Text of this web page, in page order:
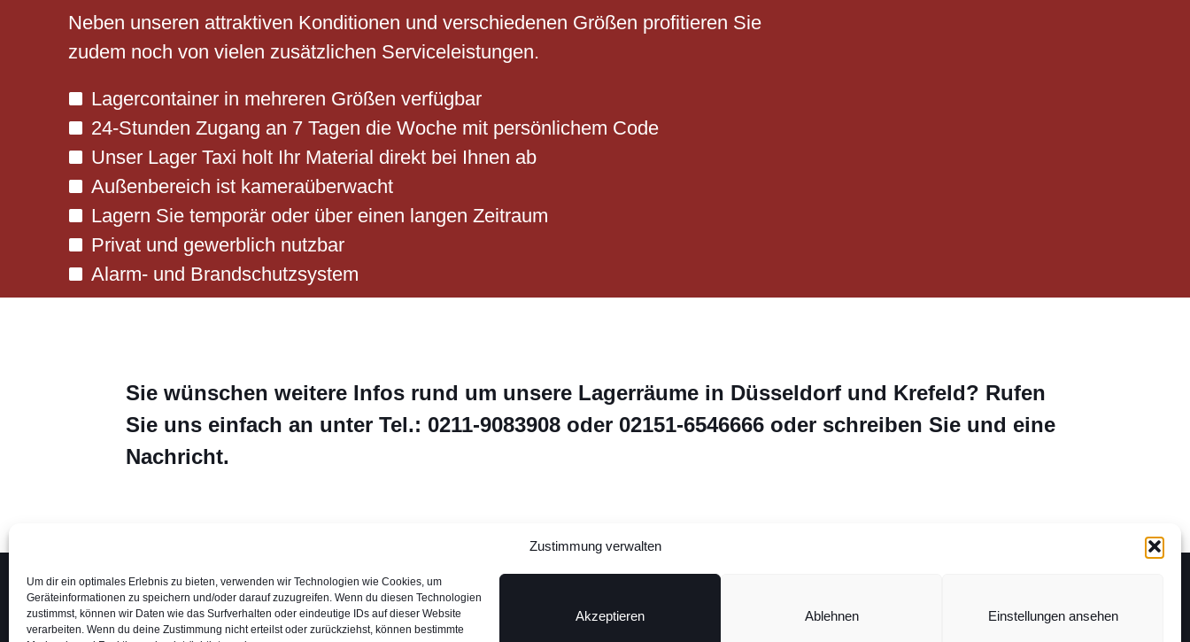
Zustimmung verwalten
Um dir ein optimales Erlebnis zu bieten, verwenden wir Technologien wie Cookies, um
Geräteinformationen zu speichern und/oder darauf zuzugreifen. Wenn du diesen Technologien
zustimmst, können wir Daten wie das Surfverhalten oder eindeutige IDs auf dieser Website
verarbeiten. Wenn du deine Zustimmung nicht erteilst oder zurückziehst, können bestimmte
Akzeptieren Ablehnen Einstellungen ansehen
Neben unseren attraktiven Konditionen und verschiedenen Größen profitieren Sie
zudem noch von vielen zusätzlichen Serviceleistungen.
Lagercontainer in mehreren Größen verfügbar
24-Stunden Zugang an 7 Tagen die Woche mit persönlichem Code
Unser Lager Taxi holt Ihr Material direkt bei Ihnen ab
Außenbereich ist kameraüberwacht
Lagern Sie temporär oder über einen langen Zeitraum
Privat und gewerblich nutzbar
Alarm- und Brandschutzsystem
Sie wünschen weitere Infos rund um unsere Lagerräume in Düsseldorf und Krefeld? Rufen
Sie uns einfach an unter Tel.: 0211-9083908 oder 02151-6546666 oder schreiben Sie und eine
Nachricht.
Hauptsitz Krefeld
Siempelkampstr. 110
47803 Krefeld
Tel+49 (0) 21 51 654 6 666
Niederlassung Düsseldorf
Heerstraße 105
40227 Düsseldorf
Tel+49 (0) 211 908 3 908
Kontakt
Impressum